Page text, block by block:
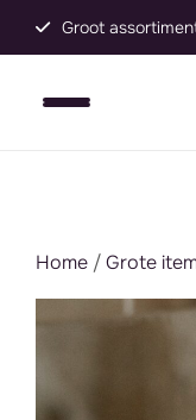
Groot
Home /Grote